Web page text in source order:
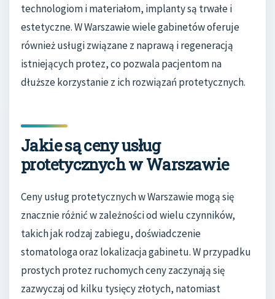
technologiom i materiałom, implanty są trwałe i
estetyczne. W Warszawie wiele gabinetów oferuje
również usługi związane z naprawą i regeneracją
istniejących protez, co pozwala pacjentom na
dłuższe korzystanie z ich rozwiązań protetycznych.
Jakie są ceny usług
protetycznych w Warszawie
Ceny usług protetycznych w Warszawie mogą się
znacznie różnić w zależności od wielu czynników,
takich jak rodzaj zabiegu, doświadczenie
stomatologa oraz lokalizacja gabinetu. W przypadku
prostych protez ruchomych ceny zaczynają się
zazwyczaj od kilku tysięcy złotych, natomiast